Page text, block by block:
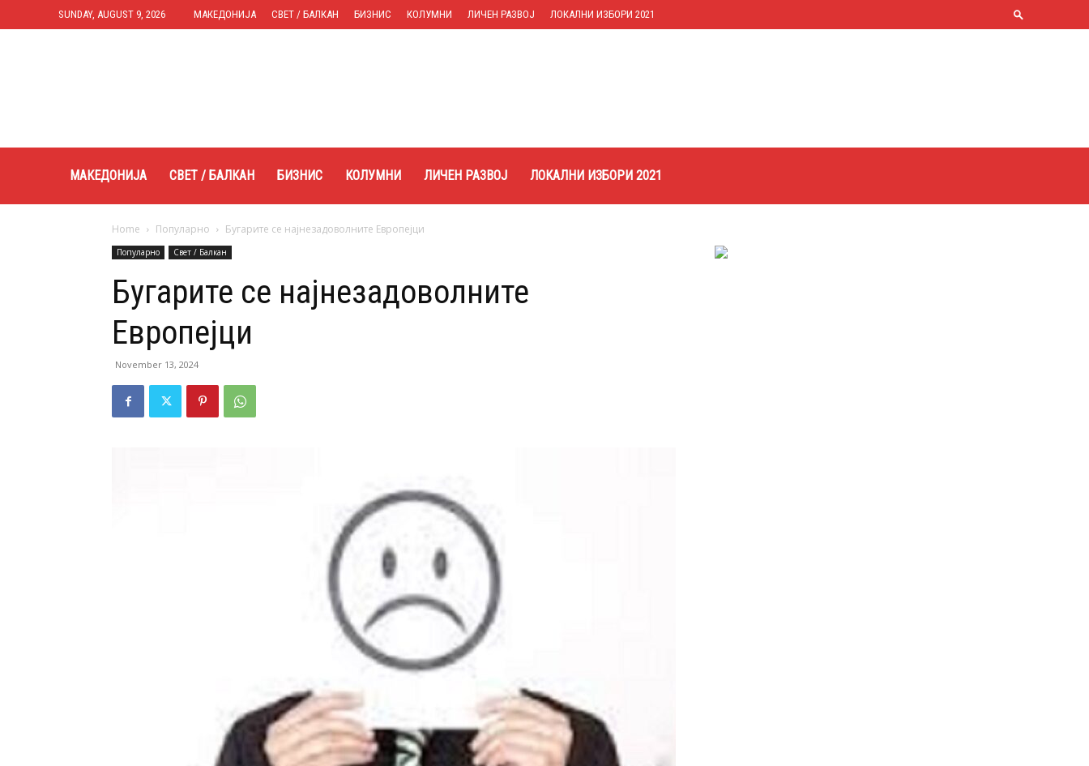
SUNDAY, AUGUST 9, 2026 МАКЕДОНИЈА СВЕТ / БАЛКАН БИЗНИС КОЛУМНИ ЛИЧЕН РАЗВОЈ ЛОКАЛНИ ИЗБОРИ 2021
МАКЕДОНИЈА СВЕТ / БАЛКАН БИЗНИС КОЛУМНИ ЛИЧЕН РАЗВОЈ ЛОКАЛНИ ИЗБОРИ 2021
Home Популарно Бугарите се најнезадоволните Европејци
Популарно Свет / Балкан
Бугарите се најнезадоволните
Европејци
November 13, 2024